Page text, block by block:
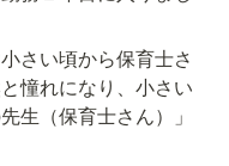
さい頃から保育士さ
憧れになり、小さい
生（保育士さん）」